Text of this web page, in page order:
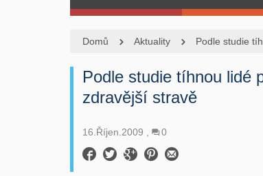
Domů Aktuality Podle studie
Podle studie tíhnou lidé
zdravější stravě
16.Říjen.2009 0